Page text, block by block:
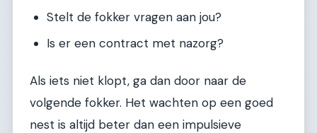
Stelt de fokker vragen aan jou?
Is er een contract met nazorg?
Als iets niet klopt, ga dan door naar de
volgende fokker. Het wachten op een goed
nest is altijd beter dan een impulsieve